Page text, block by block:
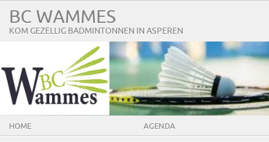
BC WAMMES
KOM GEZELLIG BADMINTONNEN IN ASPEREN
HOME AGENDA